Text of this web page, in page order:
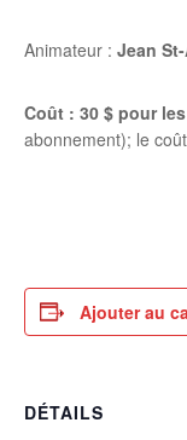
Animateur : Jean
Coût : 30 $ pour
abonnement); le
Ajouter au
DÉTAILS